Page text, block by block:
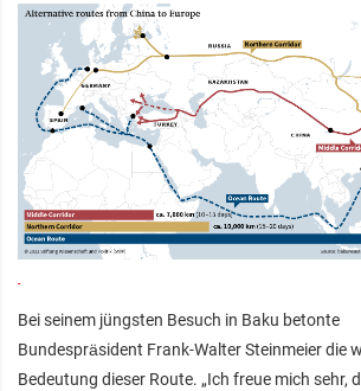
Bei seinem jüngsten Besuch in Baku betonte
Bundespräsident Frank-Walter Steinmeier die
Bedeutung dieser Route. „Ich freue mich sehr,